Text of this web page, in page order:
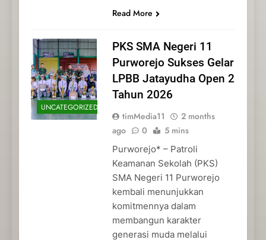
Read More
UNCATEGORIZED
PKS SMA Negeri 11
Purworejo Sukses Gelar
LPBB Jatayudha Open 2
Tahun 2026
timMedia11
2 months
ago
0 5 mins
Purworejo* – Patroli
Keamanan Sekolah (PKS)
SMA Negeri 11 Purworejo
kembali menunjukkan
komitmennya dalam
membangun karakter
generasi muda melalui